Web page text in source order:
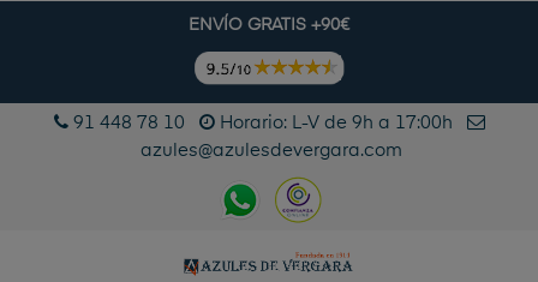
ENVÍO GRATIS +90€
91 448 78 10
Horario: L-V de 9h a 17:00h
azules@azulesdevergara.com